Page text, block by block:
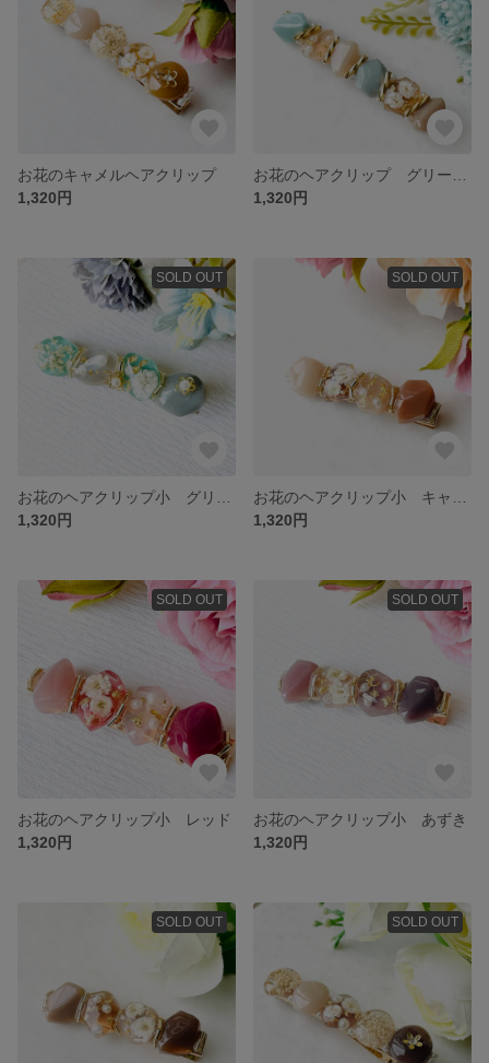
お花のキャメルヘアクリップ
1,320円
1,320円
SOLD OUT
1,320円
SOLD OUT
1,320円
SOLD OUT
お花のヘアクリップ小 レッド
1,320円
SOLD OUT
お花のヘアクリップ小 あずき
1,320円
SOLD OUT SOLD OUT